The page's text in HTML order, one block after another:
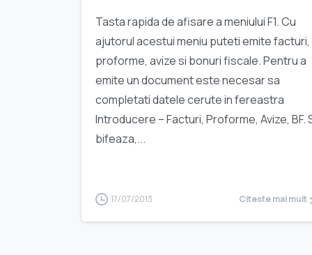
Tasta rapida de afisare a meniului F1. Cu
ajutorul acestui meniu puteti emite facturi,
proforme, avize si bonuri fiscale. Pentru a
emite un document este necesar sa
completati datele cerute in fereastra
Introducere – Facturi, Proforme, Avize, BF.
bifeaza,...
17/07/2013 Citeste mai mult